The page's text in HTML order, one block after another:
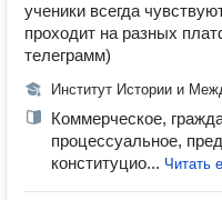
ученики всегда
проходит на разных
телеграмм)
Институт Истории и
Коммерческое,
процессуальное,
конституцио... Читать